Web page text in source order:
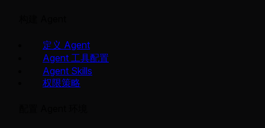
定义 Agent
Agent 工具配置
Agent Skills
权限策略